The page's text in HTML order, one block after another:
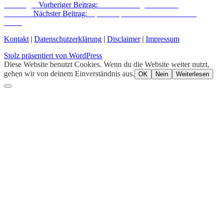
Vorheriger Beitrag:
Nächster Beitrag:
Kontakt | Datenschutzerklärung | Disclaimer| Impressum
Stolz präsentiert von WordPress
Diese Website benutzt Cookies. Wenn du die Website weiter nutzt,
gehen wir von deinem Einverständnis aus. OK Nein Weiterlesen